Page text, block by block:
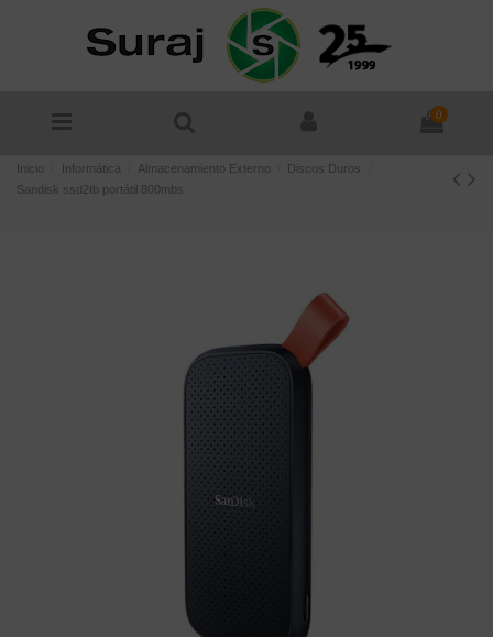
0
Inicio Informática Almacenamiento Externo
Discos Duros
Sandisk ssd2tb portátil 800mbs